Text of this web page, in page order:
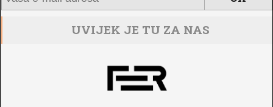
UVIJEK JE TU ZA NAS